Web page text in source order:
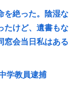
を絶った。陰湿な
たけど、遺書もな
窓会当日私はある
学教員逮捕